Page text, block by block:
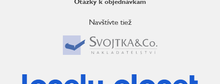
Navštívte tiež